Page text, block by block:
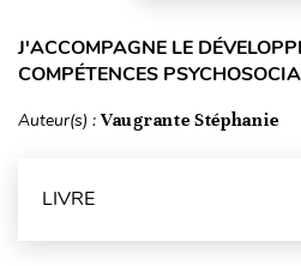
J'ACCOMPAGNE LE
COMPÉTENCES
Auteur(s) : Vaugrante Stéphanie
LIVRE